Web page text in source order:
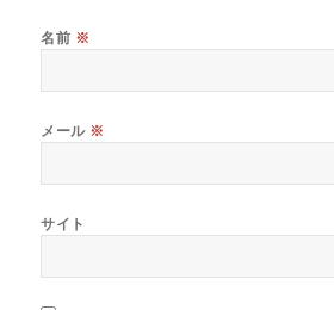
名前 ※
メール ※
サイト